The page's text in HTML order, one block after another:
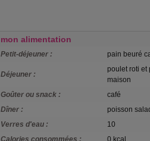
mon alimentation
Petit-déjeuner : pain beuré
Déjeuner :
poulet roti et
maison
Goûter ou snack :
café
Dîner :
poisson
Verres d'eau :
10
Calories consommées :
0 kcal